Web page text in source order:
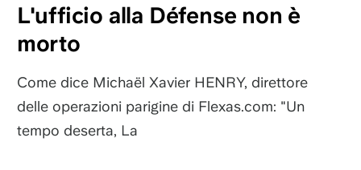
L'ufficio alla Défense non è
morto
Come dice Michaël Xavier HENRY, direttore
delle operazioni parigine di Flexas.com: "Un
tempo deserta, La